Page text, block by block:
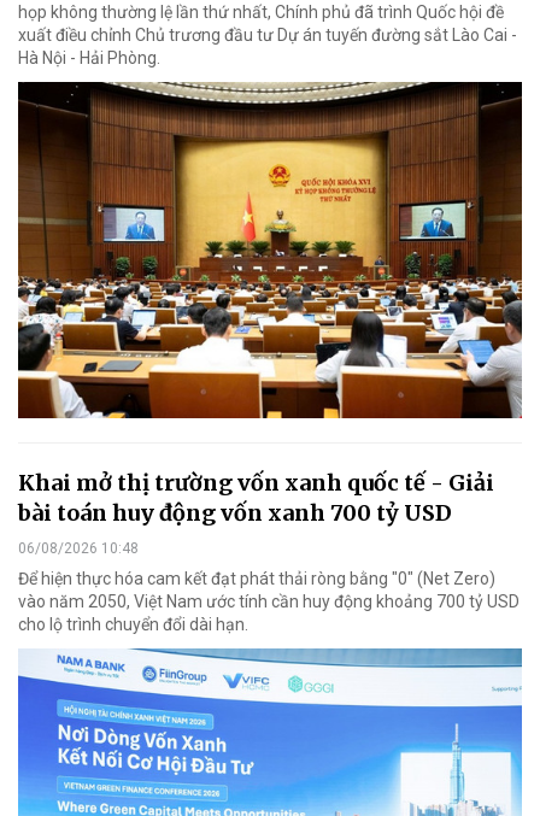
họp không thường lệ lần thứ nhất, Chính phủ đã trình Quốc hội đề
xuất điều chỉnh Chủ trương đầu tư Dự án tuyến đường sắt Lào Cai -
Hà Nội - Hải Phòng.
Khai mở thị trường vốn xanh quốc tế - Giải
bài toán huy động vốn xanh 700 tỷ USD
06/08/2026 10:48
Để hiện thực hóa cam kết đạt phát thải ròng bằng "0" (Net Zero)
vào năm 2050, Việt Nam ước tính cần huy động khoảng 700 tỷ USD
cho lộ trình chuyển đổi dài hạn.